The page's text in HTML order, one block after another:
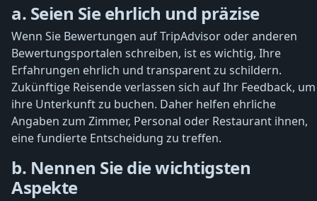
a. Seien Sie ehrlich und präzise
Wenn Sie Bewertungen auf TripAdvisor oder anderen
Bewertungsportalen schreiben, ist es wichtig, Ihre
Erfahrungen ehrlich und transparent zu schildern.
Zukünftige Reisende verlassen sich auf Ihr Feedback, um
ihre Unterkunft zu buchen. Daher helfen ehrliche
Angaben zum Zimmer, Personal oder Restaurant ihnen,
eine fundierte Entscheidung zu treffen.
b. Nennen Sie die wichtigsten
Aspekte